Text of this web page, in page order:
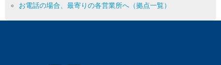
お電話の場合、最寄りの各営業所へ（拠点一覧）